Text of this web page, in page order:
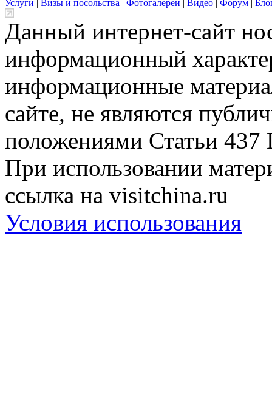
Услуги | Визы и посольства | Фотогалереи | Видео | Форум |
Данный интернет-сайт
информационный
информационные
сайте, не являются
положениями Статьи 437
При использовании
ссылка на visitchina.ru
Условия использования